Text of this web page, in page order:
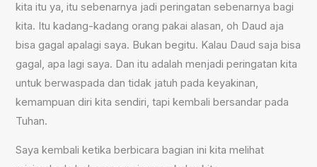
kita itu ya, itu sebenarnya jadi peringatan sebenarnya bagi
kita. Itu kadang-kadang orang pakai alasan, oh Daud aja
bisa gagal apalagi saya. Bukan begitu. Kalau Daud saja bisa
gagal, apa lagi saya. Dan itu adalah menjadi peringatan kita
untuk berwaspada dan tidak jatuh pada keyakinan,
kemampuan diri kita sendiri, tapi kembali bersandar pada
Tuhan.
Saya kembali ketika berbicara bagian ini kita melihat